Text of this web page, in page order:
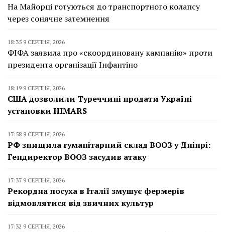
На Майорці готуються до транспортного колапсу
через сонячне затемнення
18:35 9 СЕРПНЯ, 2026
ФІФА заявила про «скоординовану кампанію» проти
президента організації Інфантіно
18:19 9 СЕРПНЯ, 2026
США дозволили Туреччині продати Україні
установки HIMARS
17:58 9 СЕРПНЯ, 2026
РФ знищила гуманітарний склад ВООЗ у Дніпрі:
Гендиректор ВООЗ засудив атаку
17:37 9 СЕРПНЯ, 2026
Рекордна посуха в Італії змушує фермерів
відмовлятися від звичних культур
17:32 9 СЕРПНЯ, 2026